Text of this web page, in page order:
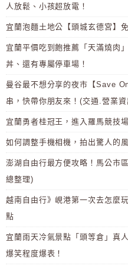
人放鬆、小孩超放電！
宜蘭泡麵土地公【頭城玄德宮】
宜蘭平價吃到飽推薦「天滿燒肉
丼、還有專屬停車場！
曼谷最不想分享的夜市【Save
串，快帶你朋友來！(交通.營業資
宜蘭勇者桂冠王，進入羅馬競技
如何調整手機相機，拍出驚人的風
澎湖自由行最方便攻略！馬公市
總整理)
越南自由行》峴港第一次去怎麼
點
宜蘭雨天冷氣景點「頭等倉」真
爆笑程度爆表！